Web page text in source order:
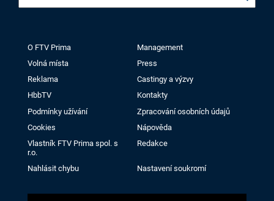
O FTV Prima
Management
Volná místa
Press
Reklama
Castingy a výzvy
HbbTV
Kontakty
Podmínky užívání
Zpracování osobních údajů
Cookies
Nápověda
Vlastník FTV Prima spol. s
r.o.
Redakce
Nahlásit chybu Nastavení soukromí